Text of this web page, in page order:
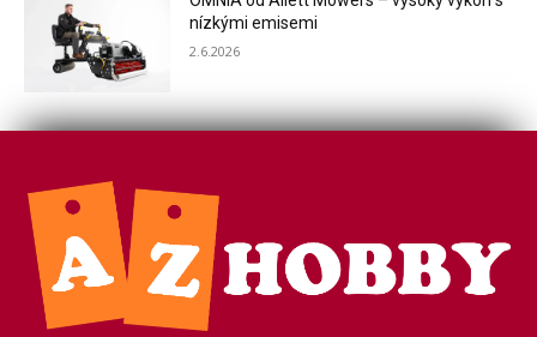
nízkými emisemi
2.6.2026